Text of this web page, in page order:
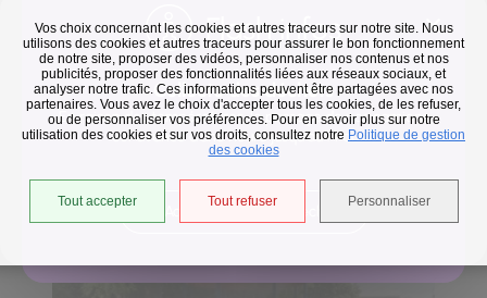
Vos choix concernant les cookies et autres traceurs sur notre site. Nous
utilisons des cookies et autres traceurs pour assurer le bon fonctionnement
de notre site, proposer des vidéos, personnaliser nos contenus et nos
publicités, proposer des fonctionnalités liées aux réseaux sociaux, et
analyser notre trafic. Ces informations peuvent être partagées avec nos
partenaires. Vous avez le choix d'accepter tous les cookies, de les refuser,
ou de personnaliser vos préférences. Pour en savoir plus sur notre
utilisation des cookies et sur vos droits, consultez notre Politique de gestion
des cookies
Tout accepter Tout refuser Personnaliser
Flash infos
Collecte des déchets
En raison des températures, le passage de nos camions
est avancé d'une heure jusqu'au 14 août.
Accéder à l'univers déchets
Horaires de collecte adaptés aux périodes de fortes